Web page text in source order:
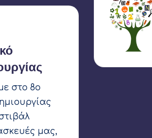
στο 8ο
μας,